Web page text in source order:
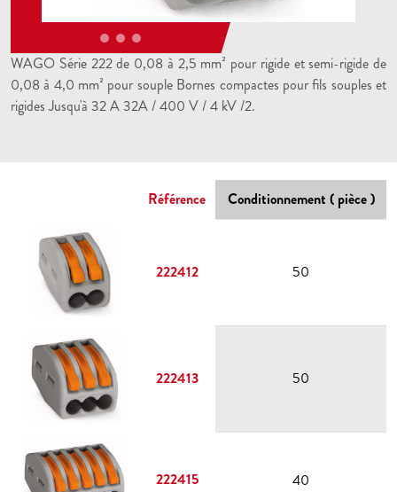
WAGO Série 222 de 0,08 à 2,5 mm² pour rigide et semi-rigide de
0,08 à 4,0 mm² pour souple Bornes compactes pour fils souples et
rigides Jusqu'à 32 A 32A / 400 V / 4 kV /2.
Référence Conditionnement ( pièce )
222412 50
222413 50
222415 40